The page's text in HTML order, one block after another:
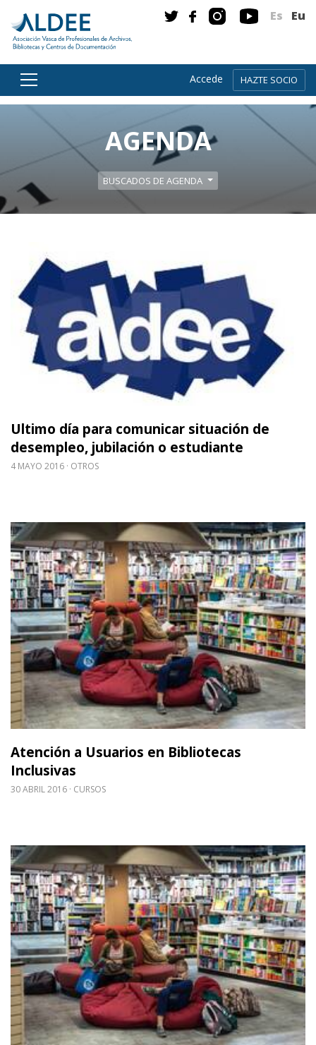
Ir directamente al contenido
Es Eu
Accede HAZTE SOCIO
AGENDA
BUSCADOS DE AGENDA
Ultimo día para comunicar situación de
desempleo, jubilación o estudiante
4 MAYO 2016 OTROS
Leer m�s sobre Ultimo día para comunicar
Atención a Usuarios en Bibliotecas
Inclusivas
30 ABRIL 2016 CURSOS
Leer m�s sobre Atención a Usuarios en
Leer m�s sobre Atención a Usuarios en